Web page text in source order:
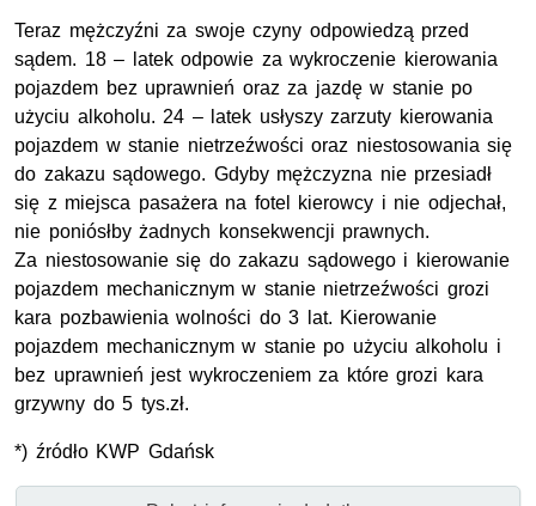
Teraz mężczyźni za swoje czyny odpowiedzą przed
sądem. 18 – latek odpowie za wykroczenie kierowania
pojazdem bez uprawnień oraz za jazdę w stanie po
użyciu alkoholu. 24 – latek usłyszy zarzuty kierowania
pojazdem w stanie nietrzeźwości oraz niestosowania się
do zakazu sądowego. Gdyby mężczyzna nie przesiadł
się z miejsca pasażera na fotel kierowcy i nie odjechał,
nie poniósłby żadnych konsekwencji prawnych.
Za niestosowanie się do zakazu sądowego i kierowanie
pojazdem mechanicznym w stanie nietrzeźwości grozi
kara pozbawienia wolności do 3 lat. Kierowanie
pojazdem mechanicznym w stanie po użyciu alkoholu i
bez uprawnień jest wykroczeniem za które grozi kara
grzywny do 5 tys.zł.
*) źródło KWP Gdańsk